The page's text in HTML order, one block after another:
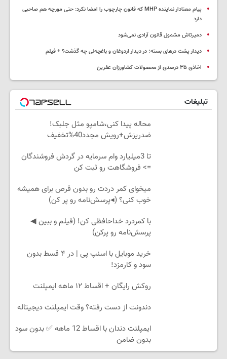
پیام معنادار نماینده MHP که قانون چارچوب را امضا نکرد: حتی مورچه هم صاحبی
دارد
دمیرتاش مشمول قانون آزادی نمی‌شود
دیدار پشت درهای بسته؛ در دیدار اردوغان و باغچه‌لی چه گذشت؟ + فیلم
اخاذی ۳۵ درصدی از محصولات کشاورزان عفرین
تبلیغات
محاله پیدا کنی،شامپو مثل جلبک!
ضدریزش+رویش مجدد40%تخفیف
تا 3میلیارد وام سرمایه در گردش فروشندگان
=> فروشگاهت رو ثبت کن
میخوای کمر دردت رو بدون قرص برای همیشه
خوب کنی؟ (◂پرسش‌نامه رو پر کن)
با کمردرد خداحافظی کن! (فیلم و ببین ◀
پرسش‌نامه رو پرکن)
خرید موبایل با اسنپ پی | در ۴ قسط بدون
سود و کارمزد!
روکش رایگان + اقساط ۱۲ ماهه ایمپلنت
دندونت از دست رفته؟ وقت ایمپلنت دیجیتاله
ایمپلنت دندان با اقساط 12 ماهه ✅ بدون سود
بدون ضامن